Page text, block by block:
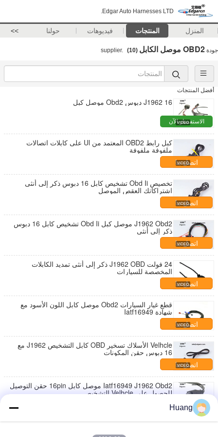
Edgar Auto Harnesses LTD.
المنزل المنتجات فيديوهات حولنا >>
جودة OBD2 موصل الكابل (10)
أفضل المنتجات
J1962 16 دبوس Obd2 موصل كبل
الاستفسار الآن
كبل رابط OBD2 المعتمد من Ul على كابلات اتصالات
ملفوفة ملفوفة
اتصل بنا
تخصيص Obd Ii تشخيص كابل 16 دبوس ذكر إلى أنثى
اشتراكاتك العقص الموصل
اتصل بنا
J1962 Obd2 موصل كبل Obd Ii تشخيص كابل 16 دبوس
ذكر إلى أنثى
اتصل بنا
24 فولت J1962 OBD ذكر إلى أنثى تمديد الكابلات
المخصصة للسيارات
اتصل بنا
قطع غيار السيارات Obd2 موصل كابل اللون الأسود مع
شهادة Iatf16949
اتصل بنا
Velhcle الأسلاك تسخير OBD كابل التشخيص J1962 مع
16 دبوس حقن المكونات
اتصل بنا
Iatf16949 J1962 Obd2 موصل كابل 16pin حقن التوصيل
للحصول على Velhcle التشخيص
اتصل بنا
النحاس سيارة التشخيص الكابل
Huang